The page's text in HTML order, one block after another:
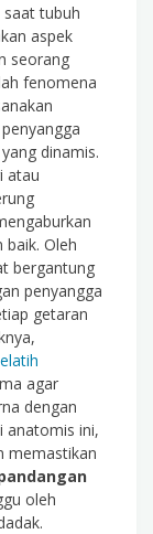
tubuh
aspek
seorang
fenomena
dinamis.
atau
Oleh
bergantung
penyangga
getaran
agar
dengan
anatomis ini,
memastikan
oleh